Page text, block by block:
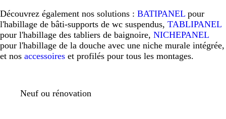
Découvrez également nos solutions : BATIPANEL pour
l'habillage de bâti-supports de wc suspendus, TABLIPANEL
pour l'habillage des tabliers de baignoire, NICHEPANEL
pour l'habillage de la douche avec une niche murale intégrée,
et nos accessoires et profilés pour tous les montages.
Neuf ou rénovation